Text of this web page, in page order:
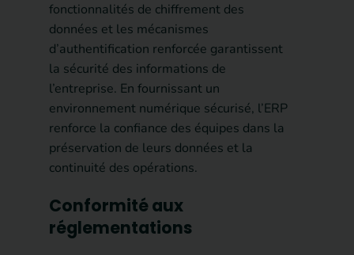
fonctionnalités de chiffrement des
données et les mécanismes
d’authentification renforcée garantissent
la sécurité des informations de
l’entreprise. En fournissant un
environnement numérique sécurisé, l’ERP
renforce la confiance des équipes dans la
préservation de leurs données et la
continuité des opérations.
Conformité aux
réglementations